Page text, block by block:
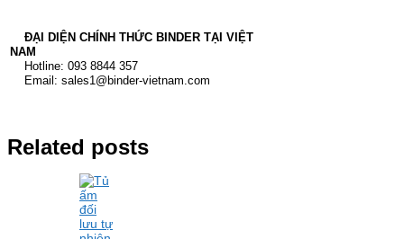
ĐẠI DIỆN CHÍNH THỨC BINDER TẠI VIỆT
NAM
Hotline: 093 8844 357
Email: sales1@binder-vietnam.com
Related posts